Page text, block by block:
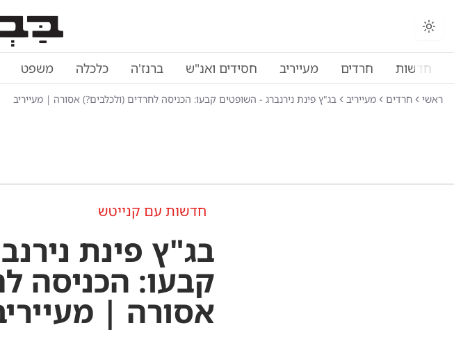
החלפת מצב תצוגה
חדשות חרדים מעייריב חסידים ואנ"ש ברנז'ה כלכלה משפט
ראשי חרדים מעייריב בג"ץ פינת נירנברג - השופטים קבעו: הכניסה לחרדים (ולכלבים?) אסורה | מעייריב
חדשות עם קנייטש
בג"ץ פינת
קבעו: הכניסה
אסורה |